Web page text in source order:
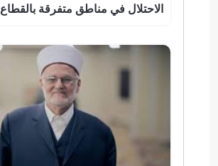
الاحتلال في مناطق متفرقة بالقطاع